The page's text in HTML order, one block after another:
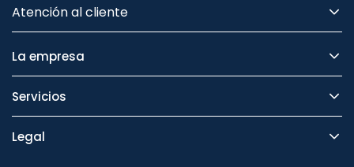
Atención al cliente
La empresa
Servicios
Legal